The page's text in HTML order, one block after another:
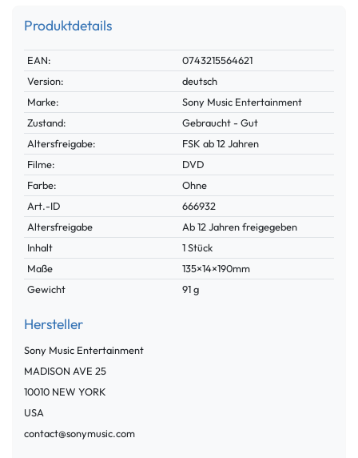
Produktdetails
Technisches
Merkmal
Wert
EAN:
0743215564621
Version:
deutsch
Marke:
Sony Music Entertainment
Zustand:
Gebraucht - Gut
Altersfreigabe:
FSK ab 12 Jahren
Filme:
DVD
Farbe:
Ohne
Technisches
Merkmal
Wert
Art.-ID
666932
Altersfreigabe
Ab 12 Jahren freigegeben
Inhalt
1 Stück
Maße
135×14×190mm
Gewicht
91 g
Hersteller
Sony Music Entertainment
MADISON AVE 25
10010 NEW YORK
USA
contact@sonymusic.com